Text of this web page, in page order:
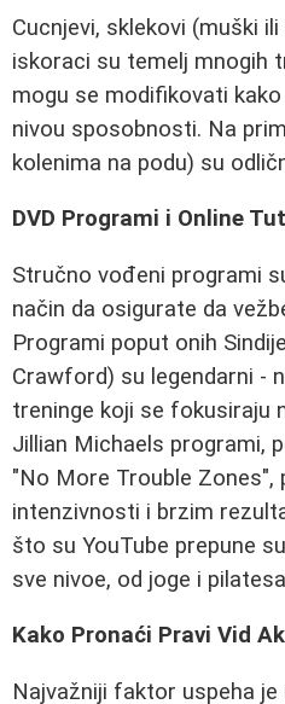
Cucnjevi, sklekovi (muški
iskoraci su temelj mnogih
mogu se modifikovati
nivou sposobnosti. Na
kolenima na podu) su
DVD Programi i Online
Stručno vođeni programi
način da osigurate da
Programi poput onih
Crawford) su legendarni -
treninge koji se fokusiraju
Jillian Michaels programi,
"No More Trouble Zones",
intenzivnosti i brzim
što su YouTube prepune
sve nivoe, od joge i
Kako Pronaći Pravi Vid
Najvažniji faktor uspeha je